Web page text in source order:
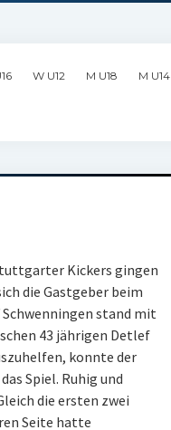
W U12 M U18 M U14
Kickers gingen
die Gastgeber beim
Schwenningen stand mit
43 jährigen Detlef
konnte der
Spiel. Ruhig und
die ersten zwei
Seite hatte